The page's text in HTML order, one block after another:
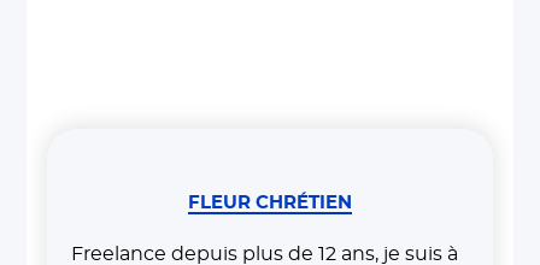
FLEUR CHRÉTIEN
Freelance depuis plus de 12 ans, je suis à